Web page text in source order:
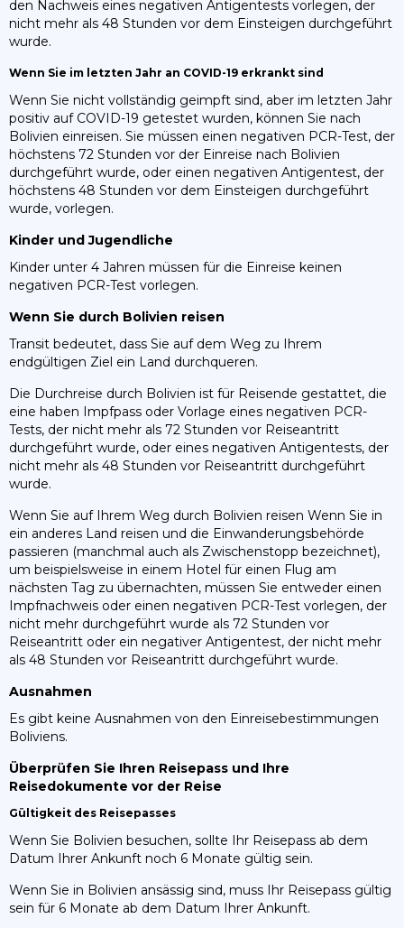
den Nachweis eines negativen Antigentests vorlegen, der
nicht mehr als 48 Stunden vor dem Einsteigen durchgeführt
wurde.
Wenn Sie im letzten Jahr an COVID-19 erkrankt sind
Wenn Sie nicht vollständig geimpft sind, aber im letzten Jahr
positiv auf COVID-19 getestet wurden, können Sie nach
Bolivien einreisen. Sie müssen einen negativen PCR-Test, der
höchstens 72 Stunden vor der Einreise nach Bolivien
durchgeführt wurde, oder einen negativen Antigentest, der
höchstens 48 Stunden vor dem Einsteigen durchgeführt
wurde, vorlegen.
Kinder und Jugendliche
Kinder unter 4 Jahren müssen für die Einreise keinen
negativen PCR-Test vorlegen.
Wenn Sie durch Bolivien reisen
Transit bedeutet, dass Sie auf dem Weg zu Ihrem
endgültigen Ziel ein Land durchqueren.
Die Durchreise durch Bolivien ist für Reisende gestattet, die
eine haben Impfpass oder Vorlage eines negativen PCR-
Tests, der nicht mehr als 72 Stunden vor Reiseantritt
durchgeführt wurde, oder eines negativen Antigentests, der
nicht mehr als 48 Stunden vor Reiseantritt durchgeführt
wurde.
Wenn Sie auf Ihrem Weg durch Bolivien reisen Wenn Sie in
ein anderes Land reisen und die Einwanderungsbehörde
passieren (manchmal auch als Zwischenstopp bezeichnet),
um beispielsweise in einem Hotel für einen Flug am
nächsten Tag zu übernachten, müssen Sie entweder einen
Impfnachweis oder einen negativen PCR-Test vorlegen, der
nicht mehr durchgeführt wurde als 72 Stunden vor
Reiseantritt oder ein negativer Antigentest, der nicht mehr
als 48 Stunden vor Reiseantritt durchgeführt wurde.
Ausnahmen
Es gibt keine Ausnahmen von den Einreisebestimmungen
Boliviens.
Überprüfen Sie Ihren Reisepass und Ihre
Reisedokumente vor der Reise
Gültigkeit des Reisepasses
Wenn Sie Bolivien besuchen, sollte Ihr Reisepass ab dem
Datum Ihrer Ankunft noch 6 Monate gültig sein.
Wenn Sie in Bolivien ansässig sind, muss Ihr Reisepass gültig
sein für 6 Monate ab dem Datum Ihrer Ankunft.